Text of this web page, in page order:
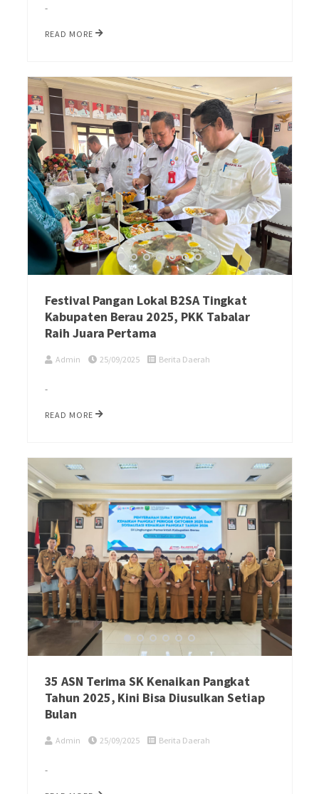
-
READ MORE
Festival Pangan Lokal B2SA Tingkat
Kabupaten Berau 2025, PKK Tabalar
Raih Juara Pertama
Admin 25/09/2025 Berita Daerah
-
READ MORE
35 ASN Terima SK Kenaikan Pangkat
Tahun 2025, Kini Bisa Diusulkan Setiap
Bulan
Admin 25/09/2025 Berita Daerah
-